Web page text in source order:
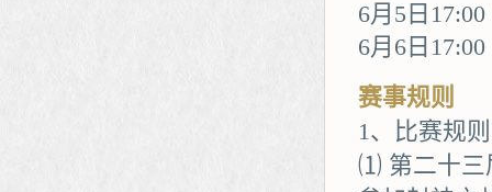
6月5日
6月6日
赛事规则
1、比赛规则
⑴ 第二十三